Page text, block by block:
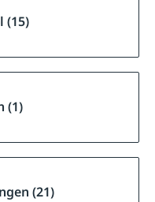
(15)
(1)
(21)